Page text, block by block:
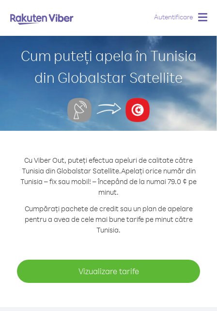
Autentificare
Cum puteți apela în Tunisia
din Globalstar Satellite
Cu Viber Out, puteți efectua apeluri de calitate către
Tunisia din Globalstar Satellite.Apelați orice număr din
Tunisia – fix sau mobil! – începând de la numai 79.0 ¢ pe
minut.
Cumpărați pachete de credit sau un plan de apelare
pentru a avea de cele mai bune tarife pe minut către
Tunisia.
Vizualizare tarife